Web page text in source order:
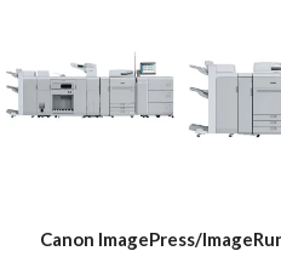
Canon ImagePress/